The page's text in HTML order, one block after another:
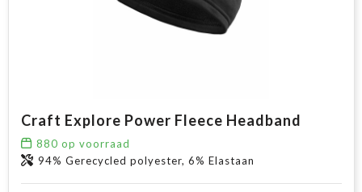
Craft Explore Power Fleece Headband
880 op voorraad
94% Gerecycled polyester, 6% Elastaan